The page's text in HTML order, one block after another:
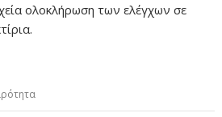
ολοκλήρωση των ελέγχων σε